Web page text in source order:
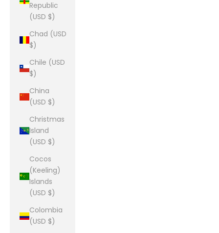
Republic
(USD $)
Chad (USD
$)
Chile (USD
$)
China
(USD $)
Christmas
Island
(USD $)
Cocos
(Keeling)
Islands
(USD $)
Colombia
(USD $)